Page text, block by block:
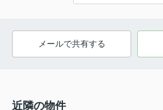
メールで共有する
近隣の物件